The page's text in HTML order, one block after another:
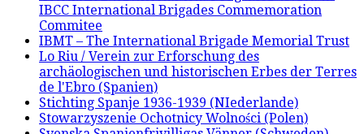
IBCC International Brigades Commemoration
Commitee
IBMT – The International Brigade Memorial Trust
Lo Riu / Verein zur Erforschung des
archäologischen und historischen Erbes der Terres
de l'Ebro (Spanien)
Stichting Spanje 1936-1939 (NIederlande)
Stowarzyszenie Ochotnicy Wolności (Polen)